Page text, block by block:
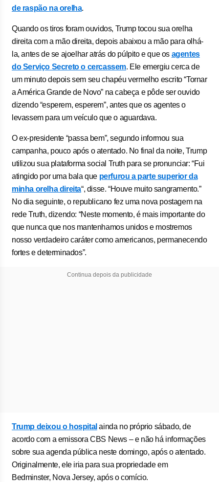
de raspão na orelha.
Quando os tiros foram ouvidos, Trump tocou sua orelha
direita com a mão direita, depois abaixou a mão para olhá-
la, antes de se ajoelhar atrás do púlpito e que os agentes
do Serviço Secreto o cercassem. Ele emergiu cerca de
um minuto depois sem seu chapéu vermelho escrito “Tornar
a América Grande de Novo” na cabeça e pôde ser ouvido
dizendo “esperem, esperem”, antes que os agentes o
levassem para um veículo que o aguardava.
O ex-presidente “passa bem”, segundo informou sua
campanha, pouco após o atentado. No final da noite, Trump
utilizou sua plataforma social Truth para se pronunciar: “Fui
atingido por uma bala que perfurou a parte superior da
minha orelha direita“, disse. “Houve muito sangramento.”
No dia seguinte, o republicano fez uma nova postagem na
rede Truth, dizendo: “Neste momento, é mais importante do
que nunca que nos mantenhamos unidos e mostremos
nosso verdadeiro caráter como americanos, permanecendo
fortes e determinados”.
Continua depois da publicidade
Trump deixou o hospital ainda no próprio sábado, de
acordo com a emissora CBS News – e não há informações
sobre sua agenda pública neste domingo, após o atentado.
Originalmente, ele iria para sua propriedade em
Bedminster, Nova Jersey, após o comício.